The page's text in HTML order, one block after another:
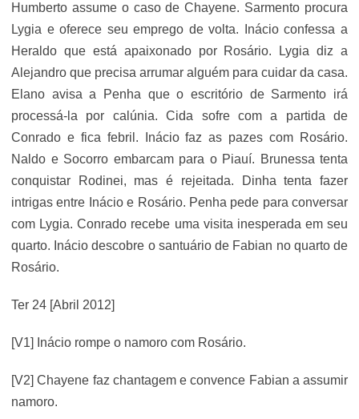
Humberto assume o caso de Chayene. Sarmento procura
Lygia e oferece seu emprego de volta. Inácio confessa a
Heraldo que está apaixonado por Rosário. Lygia diz a
Alejandro que precisa arrumar alguém para cuidar da casa.
Elano avisa a Penha que o escritório de Sarmento irá
processá-la por calúnia. Cida sofre com a partida de
Conrado e fica febril. Inácio faz as pazes com Rosário.
Naldo e Socorro embarcam para o Piauí. Brunessa tenta
conquistar Rodinei, mas é rejeitada. Dinha tenta fazer
intrigas entre Inácio e Rosário. Penha pede para conversar
com Lygia. Conrado recebe uma visita inesperada em seu
quarto. Inácio descobre o santuário de Fabian no quarto de
Rosário.
Ter 24 [Abril 2012]
[V1] Inácio rompe o namoro com Rosário.
[V2] Chayene faz chantagem e convence Fabian a assumir
namoro.